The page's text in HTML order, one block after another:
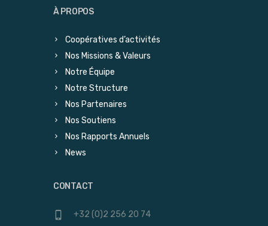
À PROPOS
Coopératives d’activités
Nos Missions & Valeurs
Notre Équipe
Notre Structure
Nos Partenaires
Nos Soutiens
Nos Rapports Annuels
News
CONTACT
+32 (0)2 256 20 74